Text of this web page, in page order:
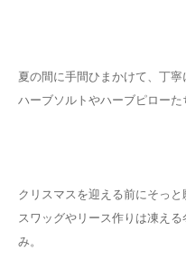
夏の間に手間ひまかけて、丁
ハーブソルトやハーブピローた
クリスマスを迎える前にそっ
スワッグやリース作りは凍え
み。